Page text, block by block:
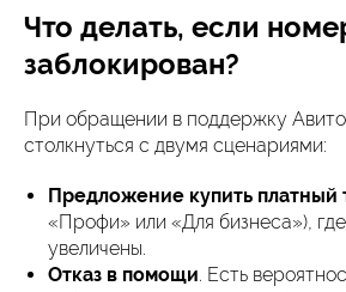
Что делать, если
заблокирован?
При обращении в поддержку
столкнуться с двумя сценариями:
Предложение купить платный
«Профи» или «Для бизнеса»),
увеличены.
Отказ в помощи. Есть